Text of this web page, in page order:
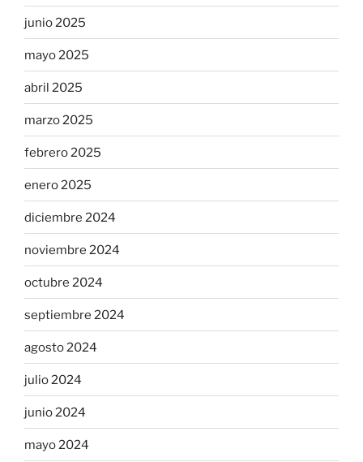
junio 2025
mayo 2025
abril 2025
marzo 2025
febrero 2025
enero 2025
diciembre 2024
noviembre 2024
octubre 2024
septiembre 2024
agosto 2024
julio 2024
junio 2024
mayo 2024